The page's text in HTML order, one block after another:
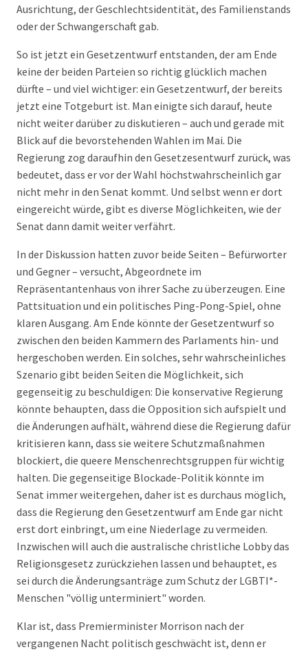
Ausrichtung, der Geschlechtsidentität, des Familienstands
oder der Schwangerschaft gab.
So ist jetzt ein Gesetzentwurf entstanden, der am Ende
keine der beiden Parteien so richtig glücklich machen
dürfte – und viel wichtiger: ein Gesetzentwurf, der bereits
jetzt eine Totgeburt ist. Man einigte sich darauf, heute
nicht weiter darüber zu diskutieren – auch und gerade mit
Blick auf die bevorstehenden Wahlen im Mai. Die
Regierung zog daraufhin den Gesetzesentwurf zurück, was
bedeutet, dass er vor der Wahl höchstwahrscheinlich gar
nicht mehr in den Senat kommt. Und selbst wenn er dort
eingereicht würde, gibt es diverse Möglichkeiten, wie der
Senat dann damit weiter verfährt.
In der Diskussion hatten zuvor beide Seiten – Befürworter
und Gegner – versucht, Abgeordnete im
Repräsentantenhaus von ihrer Sache zu überzeugen. Eine
Pattsituation und ein politisches Ping-Pong-Spiel, ohne
klaren Ausgang. Am Ende könnte der Gesetzentwurf so
zwischen den beiden Kammern des Parlaments hin- und
hergeschoben werden. Ein solches, sehr wahrscheinliches
Szenario gibt beiden Seiten die Möglichkeit, sich
gegenseitig zu beschuldigen: Die konservative Regierung
könnte behaupten, dass die Opposition sich aufspielt und
die Änderungen aufhält, während diese die Regierung dafür
kritisieren kann, dass sie weitere Schutzmaßnahmen
blockiert, die queere Menschenrechtsgruppen für wichtig
halten. Die gegenseitige Blockade-Politik könnte im
Senat immer weitergehen, daher ist es durchaus möglich,
dass die Regierung den Gesetzentwurf am Ende gar nicht
erst dort einbringt, um eine Niederlage zu vermeiden.
Inzwischen will auch die australische christliche Lobby das
Religionsgesetz zurückziehen lassen und behauptet, es
sei durch die Änderungsanträge zum Schutz der LGBTI*-
Menschen "völlig unterminiert" worden.
Klar ist, dass Premierminister Morrison nach der
vergangenen Nacht politisch geschwächt ist, denn er